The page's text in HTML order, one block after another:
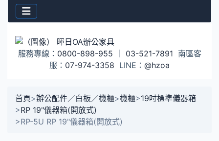
服務專線： 0800-898-955 03-521-7891 南區客
服： 07-974-3358 LINE： @hzoa
首頁>辦公配件／白板／機櫃>機櫃>19吋標準儀器箱
>RP 19"儀器箱(開放式)
>RP-5U RP 19"儀器箱(開放式)